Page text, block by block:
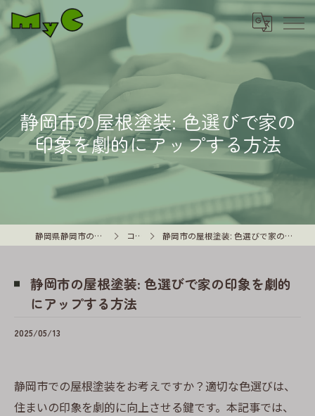
静岡市の屋根塗装: 色選びで家の
印象を劇的にアップする方法
静岡県静岡市の外壁塗装はMyC コラム 静岡市の屋根塗装: 色選びで家の印象を劇的にアップする方法
静岡市の屋根塗装: 色選びで家の印象を劇的
にアップする方法
2025/05/13
静岡市での屋根塗装をお考えですか？適切な色選びは、
住まいの印象を劇的に向上させる鍵です。本記事では、